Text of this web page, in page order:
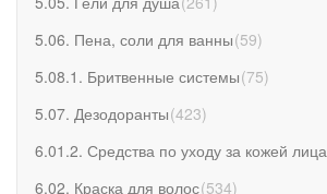
5.06. Пена, соли для ванны(59)
5.08.1. Бритвенные системы(75)
5.07. Дезодоранты(423)
6.01.2. Средства по уходу за кожей лица
6.02. Краска для волос(534)